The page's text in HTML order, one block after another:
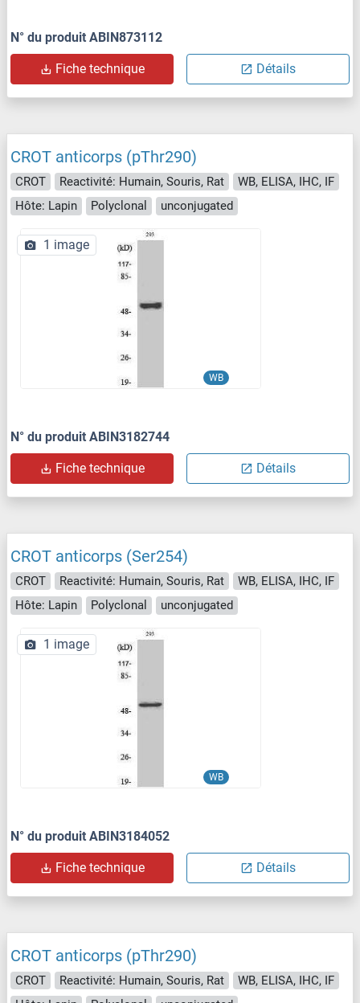
N° du produit ABIN873112
Fiche technique Détails
CROT anticorps (pThr290)
CROT Reactivité: Humain, Souris, Rat
WB, ELISA, IHC, IF
Hôte: Lapin
Polyclonal unconjugated
WB
1 image
N° du produit ABIN3182744
Fiche technique Détails
CROT anticorps (Ser254)
CROT Reactivité: Humain, Souris, Rat
WB, ELISA, IHC, IF
Hôte: Lapin
Polyclonal unconjugated
WB
1 image
N° du produit ABIN3184052
Fiche technique Détails
CROT anticorps (pThr290)
CROT Reactivité: Humain, Souris, Rat
WB, ELISA, IHC, IF